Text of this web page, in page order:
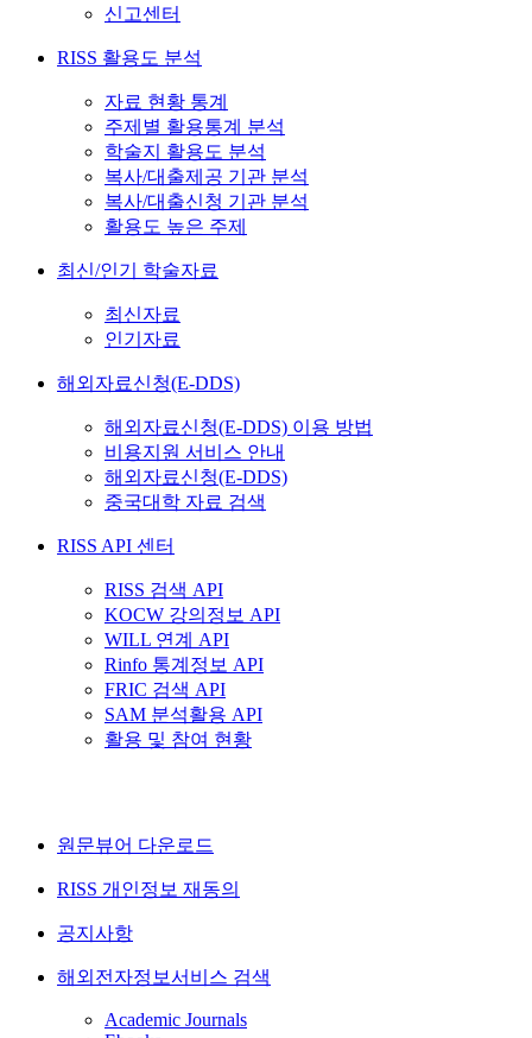
신고센터
RISS 활용도 분석
자료 현황 통계
주제별 활용통계 분석
학술지 활용도 분석
복사/대출제공 기관 분석
복사/대출신청 기관 분석
활용도 높은 주제
최신/인기 학술자료
최신자료
인기자료
해외자료신청(E-DDS)
해외자료신청(E-DDS) 이용 방법
비용지원 서비스 안내
해외자료신청(E-DDS)
중국대학 자료 검색
RISS API 센터
RISS 검색 API
KOCW 강의정보 API
WILL 연계 API
Rinfo 통계정보 API
FRIC 검색 API
SAM 분석활용 API
활용 및 참여 현황
원문뷰어 다운로드
RISS 개인정보 재동의
공지사항
해외전자정보서비스 검색
Academic Journals